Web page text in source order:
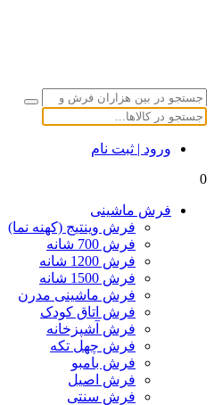
ورود | ثبت نام
0
فرش ماشینی
فرش وینتیج (کهنه نما)
فرش 700 شانه
فرش 1200 شانه
فرش 1500 شانه
فرش ماشینی مدرن
فرش اتاق کودک
فرش آشپزخانه
فرش چهل تکه
فرش بامبو
فرش اصیل
فرش سنتی